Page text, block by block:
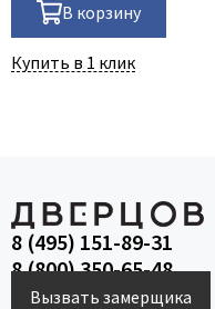
В корзину
Купить в 1 клик
8 (495) 151-89-31
8 (800) 350-65-48
Вызвать замерщика